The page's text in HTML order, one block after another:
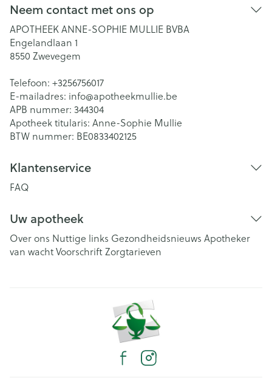
Neem contact met ons op
APOTHEEK ANNE-SOPHIE MULLIE BVBA
Engelandlaan 1
8550 Zwevegem
Telefoon: +3256756017
E-mailadres: info@apotheekmullie.be
APB nummer: 344304
Apotheek titularis: Anne-Sophie Mullie
BTW nummer: BE0833402125
Klantenservice
FAQ
Uw apotheek
Over ons Nuttige links Gezondheidsnieuws Apotheker
van wachtVoorschriftZorgtarieven